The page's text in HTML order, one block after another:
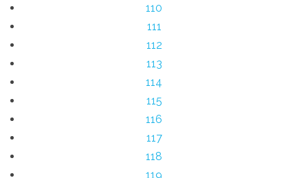
110
111
112
113
114
115
116
117
118
119